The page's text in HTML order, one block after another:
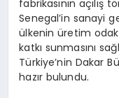
fabrikasının açılış
Senegal’in sanayi
ülkenin üretim
katkı sunmasını
Türkiye’nin Dakar
hazır bulundu.